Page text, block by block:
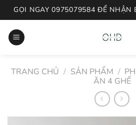
Skip
to
content
GỌI NGAY 0975079584 ĐỂ NHẬN
TRANG CHỦ / SẢN PHẨM /
ĂN 4 GHẾ